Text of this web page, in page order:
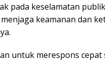
pada keselamatan
keamanan dan
untuk merespons